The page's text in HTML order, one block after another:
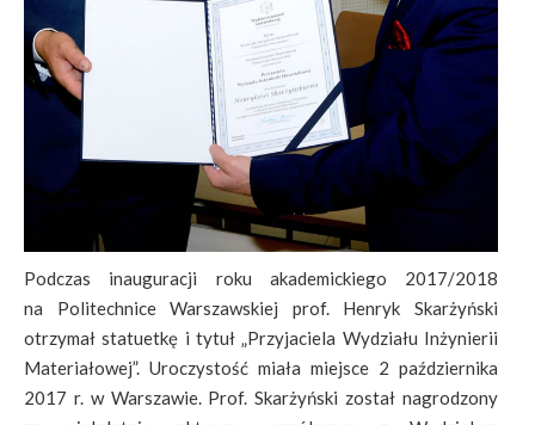
Podczas inauguracji roku akademickiego 2017/2018
na Politechnice Warszawskiej prof. Henryk Skarżyński
otrzymał statuetkę i tytuł „Przyjaciela Wydziału Inżynierii
Materiałowej”. Uroczystość miała miejsce 2 października
2017 r. w Warszawie. Prof. Skarżyński został nagrodzony